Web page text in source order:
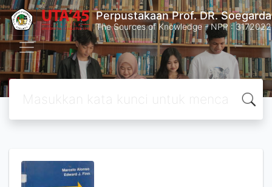
Perpustakaan Prof. DR.
The Sources of Knowledge - NPP :